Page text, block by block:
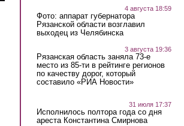
4 августа 18:59
Фото: аппарат губернатора
Рязанской области возглавил
выходец из Челябинска
3 августа 19:36
Рязанская область заняла 73-е
место из 85-ти в рейтинге регионов
по качеству дорог, который
составило «РИА Новости»
31 июля 17:37
Исполнилось полтора года со дня
ареста Константина Смирнова